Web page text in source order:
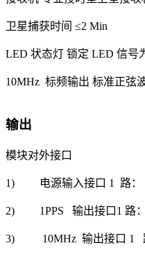
卫星捕获时间 ≤2 Min
LED 状态灯 锁定 LED 信号
10MHz 标频输出 标准正弦
输出
模块对外接口
1) 电源输入接口 1 路：
2) 1PPS 输出接口1 路：
3) 10MHz 输出接口 1